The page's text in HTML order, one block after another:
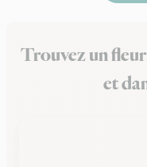
Trouvez un
et